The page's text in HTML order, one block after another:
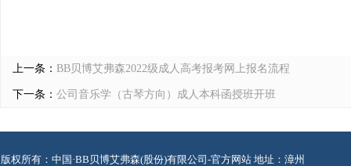
上一条： BB贝博艾弗森2022级成人高考报考网上报名流程
下一条： 公司音乐学（古琴方向）成人本科函授班开班
版权所有：中国·BB贝博艾弗森(股份)有限公司-官方网站 地址：漳州